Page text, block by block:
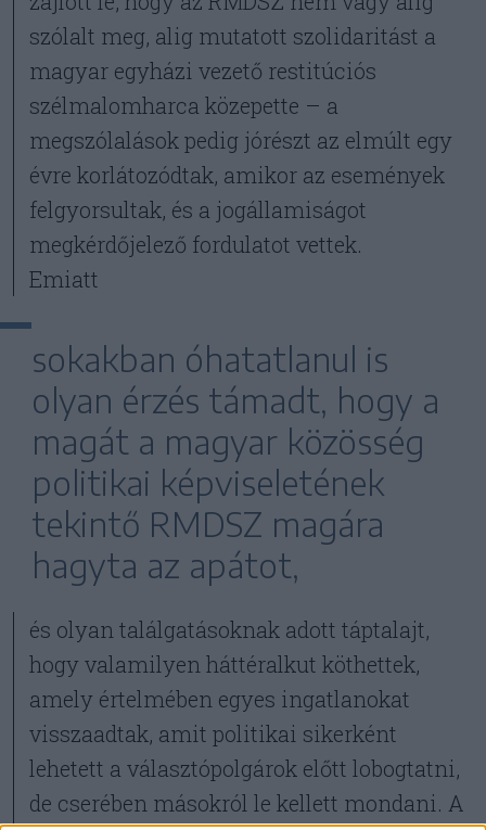
szólalt meg, alig mutatott szolidaritást a
magyar egyházi vezető restitúciós
szélmalomharca közepette – a
megszólalások pedig jórészt az elmúlt egy
évre korlátozódtak, amikor az események
felgyorsultak, és a jogállamiságot
megkérdőjelező fordulatot vettek.
Emiatt
sokakban óhatatlanul is
olyan érzés támadt, hogy a
magát a magyar közösség
politikai képviseletének
tekintő RMDSZ magára
hagyta az apátot,
és olyan találgatásoknak adott táptalajt,
hogy valamilyen háttéralkut köthettek,
amely értelmében egyes ingatlanokat
visszaadtak, amit politikai sikerként
lehetett a választópolgárok előtt lobogtatni,
de cserében másokról le kellett mondani. A